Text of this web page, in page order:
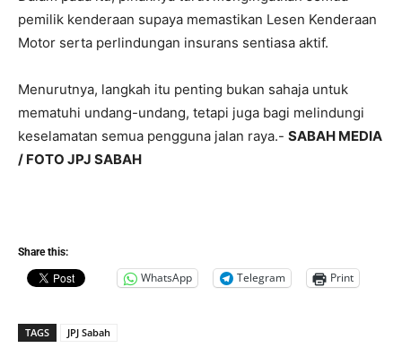
pemilik kenderaan supaya memastikan Lesen Kenderaan
Motor serta perlindungan insurans sentiasa aktif.
Menurutnya, langkah itu penting bukan sahaja untuk
mematuhi undang-undang, tetapi juga bagi melindungi
keselamatan semua pengguna jalan raya.- SABAH MEDIA
/ FOTO JPJ SABAH
Share this:
WhatsApp Telegram Print
TAGS JPJ Sabah